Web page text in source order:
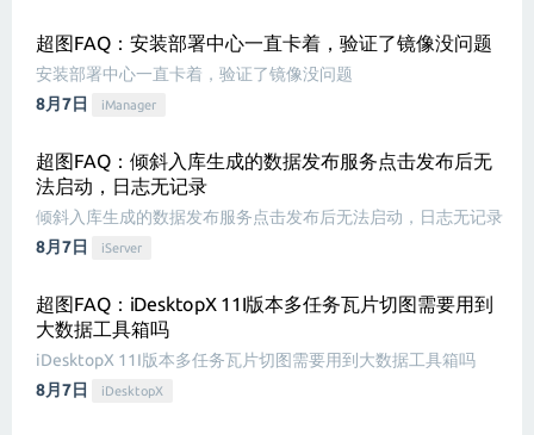
超图FAQ：安装部署中心一直卡着，验证了镜像没问题
安装部署中心一直卡着，验证了镜像没问题
8月7日
iManager
超图FAQ：倾斜入库生成的数据发布服务点击发布后无
法启动，日志无记录
倾斜入库生成的数据发布服务点击发布后无法启动，日志无记录
8月7日
iServer
超图FAQ：iDesktopX 11I版本多任务瓦片切图需要用到
大数据工具箱吗
iDesktopX 11I版本多任务瓦片切图需要用到大数据工具箱吗
8月7日
iDesktopX